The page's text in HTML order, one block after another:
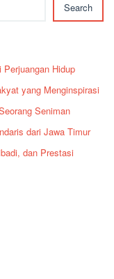
Search
Hidup
yang Menginspirasi
Seniman
dari Jawa Timur
dan Prestasi